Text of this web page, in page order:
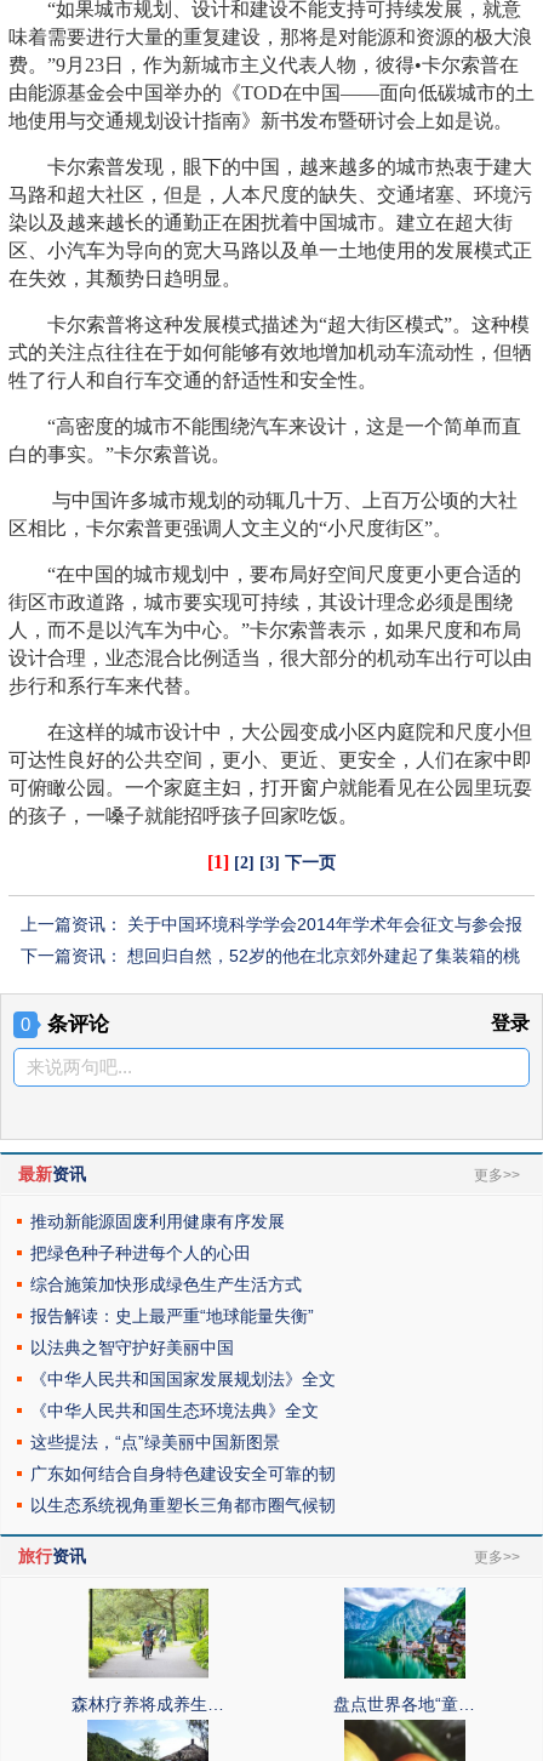
“如果城市规划、设计和建设不能支持可持续发展，就意
味着需要进行大量的重复建设，那将是对能源和资源的极大浪
费。”9月23日，作为新城市主义代表人物，彼得•卡尔索普在
由能源基金会中国举办的《TOD在中国——面向低碳城市的土
地使用与交通规划设计指南》新书发布暨研讨会上如是说。
卡尔索普发现，眼下的中国，越来越多的城市热衷于建大
马路和超大社区，但是，人本尺度的缺失、交通堵塞、环境污
染以及越来越长的通勤正在困扰着中国城市。建立在超大街
区、小汽车为导向的宽大马路以及单一土地使用的发展模式正
在失效，其颓势日趋明显。
卡尔索普将这种发展模式描述为“超大街区模式”。这种模
式的关注点往往在于如何能够有效地增加机动车流动性，但牺
牲了行人和自行车交通的舒适性和安全性。
“高密度的城市不能围绕汽车来设计，这是一个简单而直
白的事实。”卡尔索普说。
与中国许多城市规划的动辄几十万、上百万公顷的大社
区相比，卡尔索普更强调人文主义的“小尺度街区”。
“在中国的城市规划中，要布局好空间尺度更小更合适的
街区市政道路，城市要实现可持续，其设计理念必须是围绕
人，而不是以汽车为中心。”卡尔索普表示，如果尺度和布局
设计合理，业态混合比例适当，很大部分的机动车出行可以由
步行和系行车来代替。
在这样的城市设计中，大公园变成小区内庭院和尺度小但
可达性良好的公共空间，更小、更近、更安全，人们在家中即
可俯瞰公园。一个家庭主妇，打开窗户就能看见在公园里玩耍
的孩子，一嗓子就能招呼孩子回家吃饭。
[1] [2] [3] 下一页
上一篇资讯： 关于中国环境科学学会2014年学术年会征文与参会报
名的通知
下一篇资讯： 想回归自然，52岁的他在北京郊外建起了集装箱的桃
0 条评论 登录
来说两句吧...
最新资讯 更多>>
推动新能源固废利用健康有序发展
把绿色种子种进每个人的心田
综合施策加快形成绿色生产生活方式
报告解读：史上最严重“地球能量失衡”
以法典之智守护好美丽中国
《中华人民共和国国家发展规划法》全文
《中华人民共和国生态环境法典》全文
这些提法，“点”绿美丽中国新图景
广东如何结合自身特色建设安全可靠的韧
以生态系统视角重塑长三角都市圈气候韧
旅行资讯 更多>>
森林疗养将成养生… 盘点世界各地“童…